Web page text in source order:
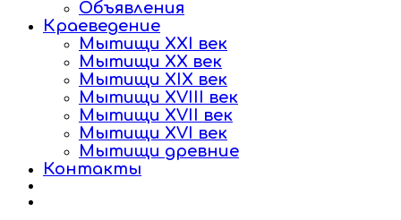
Объявления
Краеведение
Мытищи XXI век
Мытищи XX век
Мытищи XIX век
Мытищи XVIII век
Мытищи XVII век
Мытищи XVI век
Мытищи древние
Контакты